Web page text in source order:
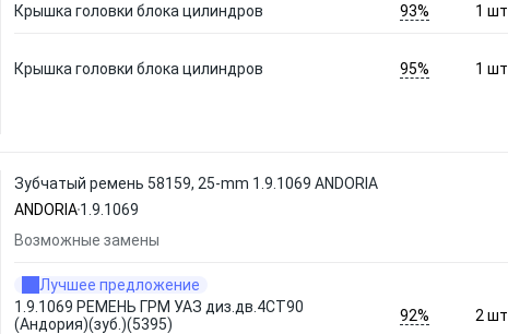
Крышка головки блока цилиндров 93% 1 шт.
Крышка головки блока цилиндров 95% 1 шт.
Зубчатый ремень 58159, 25-mm 1.9.1069 ANDORIA
ANDORIA1.9.1069
Возможные замены
Лучшее предложение
1.9.1069 РЕМЕНЬ ГРМ УАЗ диз.дв.4СТ90
(Андория)(зуб.)(5395)
92% 2 шт.